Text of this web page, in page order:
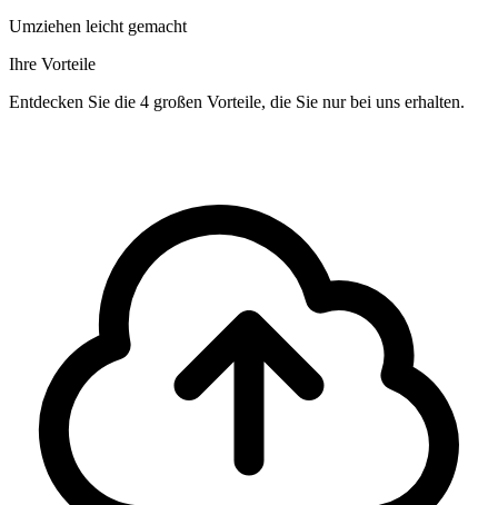
Umziehen leicht gemacht
Ihre Vorteile
Entdecken Sie die 4 großen Vorteile, die Sie nur bei uns erhalten.